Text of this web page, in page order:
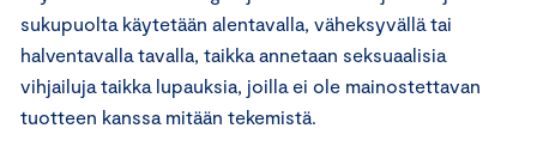
sukupuolta käytetään alentavalla, väheksyvällä tai
halventavalla tavalla, taikka annetaan seksuaalisia
vihjailuja taikka lupauksia, joilla ei ole mainostettavan
tuotteen kanssa mitään tekemistä.